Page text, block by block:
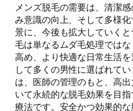
メンズ脱毛の需要は、清潔
み意識の向上、そして多様
景に、今後も拡大していく
毛は単なるムダ毛処理では
高め、より快適な日常生活
して多くの男性に選ばれて
は、医師の管理のもと、高
いて永続的な脱毛効果を目
療法です。安全かつ効果的